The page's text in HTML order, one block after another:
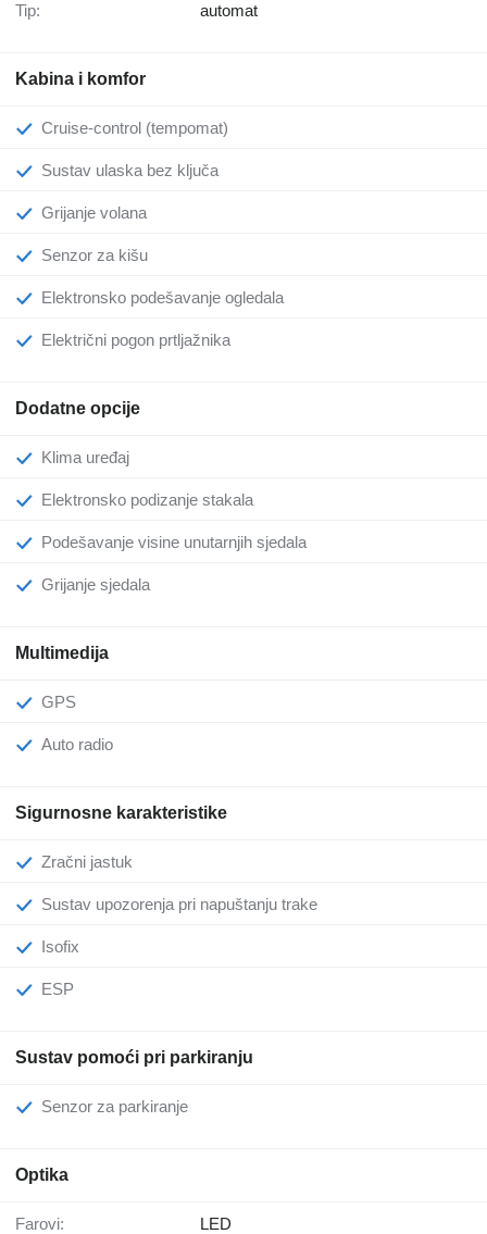
Tip: automat
Kabina i komfor
Cruise-control (tempomat)
Sustav ulaska bez ključa
Grijanje volana
Senzor za kišu
Elektronsko podešavanje ogledala
Električni pogon prtljažnika
Dodatne opcije
Klima uređaj
Elektronsko podizanje stakala
Podešavanje visine unutarnjih sjedala
Grijanje sjedala
Multimedija
GPS
Auto radio
Sigurnosne karakteristike
Zračni jastuk
Sustav upozorenja pri napuštanju trake
Isofix
ESP
Sustav pomoći pri parkiranju
Senzor za parkiranje
Optika
Farovi: LED